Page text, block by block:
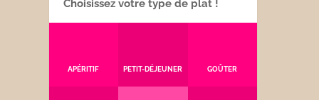
Choisissez votre type de plat !
APÉRITIF PETIT-DÉJEUNER GOÛTER